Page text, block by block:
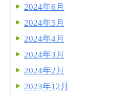
2024年6月
2024年5月
2024年4月
2024年3月
2024年2月
2023年12月